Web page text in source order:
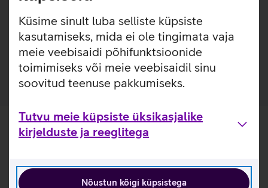
Küsime sinult luba selliste küpsiste
kasutamiseks, mida ei ole tingimata vaja
meie veebisaidi põhifunktsioonide
toimimiseks või meie veebisaidil sinu
soovitud teenuse pakkumiseks.
Tutvu meie küpsiste üksikasjalike
kirjelduste ja reeglitega
Nõustun kõigi küpsistega
Taga olev rõngas on eemaldatav.
Pakendis on kaasas ka randmepael, mis kinnitub
mugavalt ümbrise taha.